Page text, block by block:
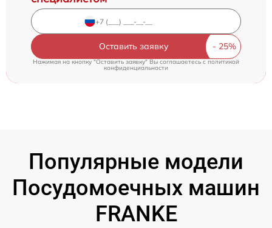
Оставить заявку
Нажимая на кнопку "Оставить заявку" Вы соглашаетесь c политикой
конфиденциальности
Популярные модели
Посудомоечных машин
FRANKE